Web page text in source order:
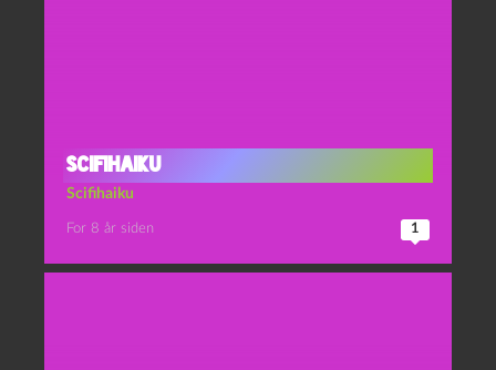
Scifihaiku
Scifihaiku
For 8 år siden 1